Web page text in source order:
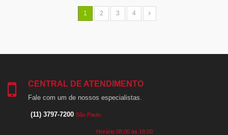
1 2 3 4
CENTRAL DE ATENDIMENTO
Fale com um de nossos especialistas.
(11) 3797-7200 São Paulo
Horário 08:00 às 18:00